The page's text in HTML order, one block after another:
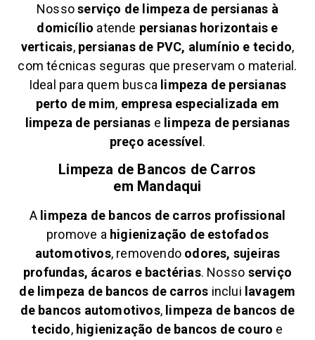
Nossoserviço de limpeza de persianas à
domicílio atende persianas horizontais e
verticais, persianas de PVC, alumínio e tecido,
com técnicas seguras que preservam o material.
Ideal para quem busca limpeza de persianas
perto de mim, empresa especializada em
limpeza de persianas e limpeza de persianas
preço acessível.
Limpeza de Bancos de Carros
em Mandaqui
A limpeza de bancos de carros profissional
promove a higienização de estofados
automotivos, removendo odores, sujeiras
profundas, ácaros e bactérias. Nosso serviço
de limpeza de bancos de carros inclui lavagem
de bancos automotivos, limpeza de bancos de
tecido, higienização de bancos de couro e